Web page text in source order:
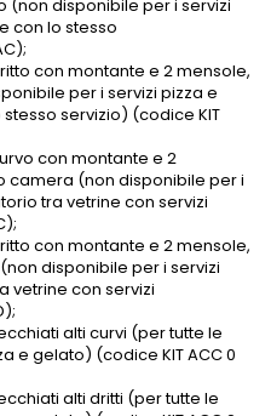
(non disponibile per i servizi
con lo stesso
con montante e 2 mensole,
per i servizi pizza e
servizio) (codice KIT
con montante e 2
camera (non disponibile per i
tra vetrine con servizi
con montante e 2 mensole,
disponibile per i servizi
vetrine con servizi
alti curvi (per tutte le
e gelato) (codice KIT ACC 0
alti dritti (per tutte le